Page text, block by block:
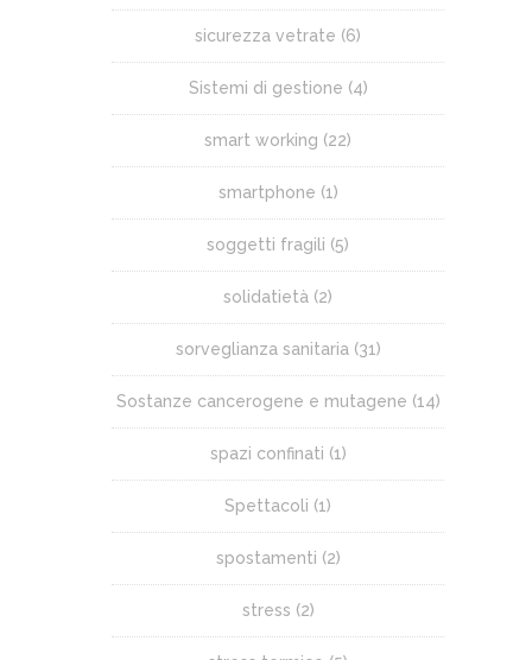
sicurezza vetrate (6)
Sistemi di gestione (4)
smart working (22)
smartphone (1)
soggetti fragili (5)
solidatietà (2)
sorveglianza sanitaria (31)
Sostanze cancerogene e mutagene (14)
spazi confinati (1)
Spettacoli (1)
spostamenti (2)
stress (2)